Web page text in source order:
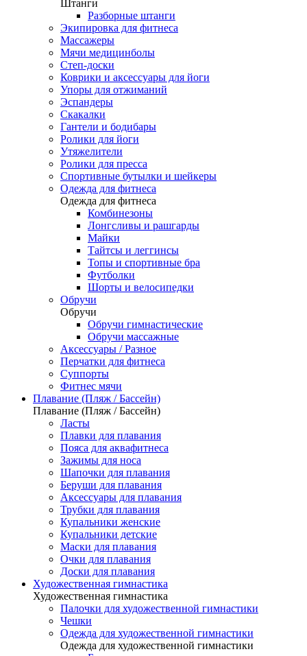
Штанги
Разборные штанги
Экипировка для фитнеса
Массажеры
Мячи медицинболы
Степ-доски
Коврики и аксессуары для йоги
Упоры для отжиманий
Эспандеры
Скакалки
Гантели и бодибары
Ролики для йоги
Утяжелители
Ролики для пресса
Спортивные бутылки и шейкеры
Одежда для фитнеса
Одежда для фитнеса
Комбинезоны
Лонгсливы и рашгарды
Майки
Тайтсы и леггинсы
Топы и спортивные бра
Футболки
Шорты и велосипедки
Обручи
Обручи
Обручи гимнастические
Обручи массажные
Аксессуары / Разное
Перчатки для фитнеса
Суппорты
Фитнес мячи
Плавание (Пляж / Бассейн)
Плавание (Пляж / Бассейн)
Ласты
Плавки для плавания
Пояса для аквафитнеса
Зажимы для носа
Шапочки для плавания
Беруши для плавания
Аксессуары для плавания
Трубки для плавания
Купальники женские
Купальники детские
Маски для плавания
Очки для плавания
Доски для плавания
Художественная гимнастика
Художественная гимнастика
Палочки для художественной гимнастики
Чешки
Одежда для художественной гимнастики
Одежда для художественной гимнастики